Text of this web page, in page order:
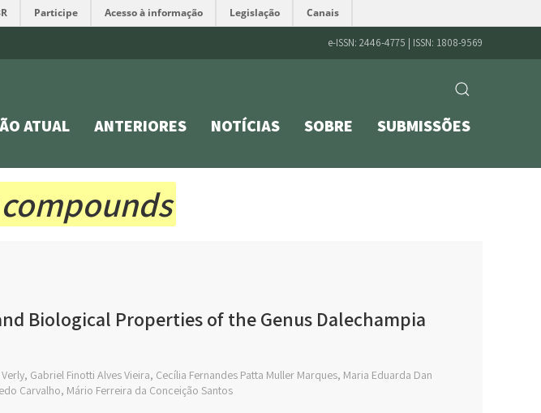
Participe Acesso à informação Legislação Canais
e-ISSN: 2446-4775 | ISSN: 1808-9569
ATUAL ANTERIORES NOTÍCIAS SOBRE SUBMISSÕES
Biological Properties of the Genus Dalechampia
Gabriel Finotti Alves Vieira, Cecília Fernandes Patta Muller Marques, Maria Eduarda Dan
Carvalho, Mário Ferreira da Conceição Santos